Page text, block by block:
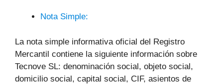
Nota Simple:
La nota simple informativa oficial del Registro
Mercantil contiene la siguiente información sobre
Tecnove SL: denominación social, objeto social,
domicilio social, capital social, CIF, asientos de